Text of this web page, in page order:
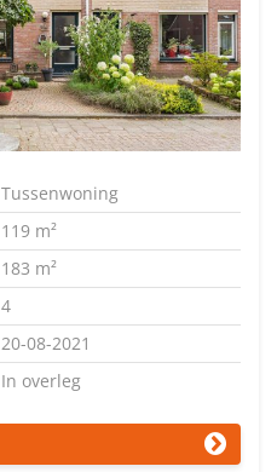
Tussenwoning
119 m²
183 m²
4
20-08-2021
In overleg